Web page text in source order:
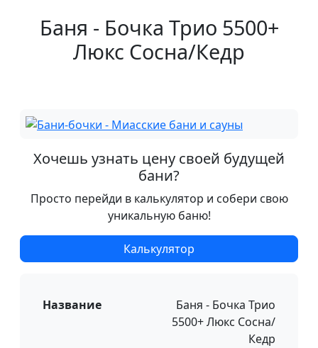
Баня - Бочка Трио 5500+
Люкс Сосна/Кедр
Хочешь узнать цену своей будущей
бани?
Просто перейди в калькулятор и собери свою
уникальную баню!
Калькулятор
Название
Баня - Бочка Трио
5500+ Люкс Сосна/
Кедр